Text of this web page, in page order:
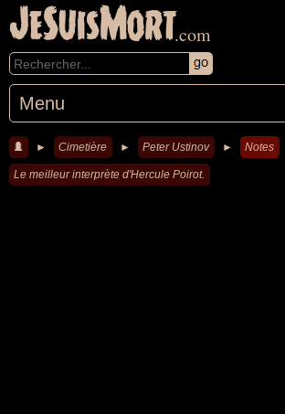
JeSuisMort.com
Menu
► Cimetière ► Peter Ustinov ► Notes
Le meilleur interprète d'Hercule Poirot.